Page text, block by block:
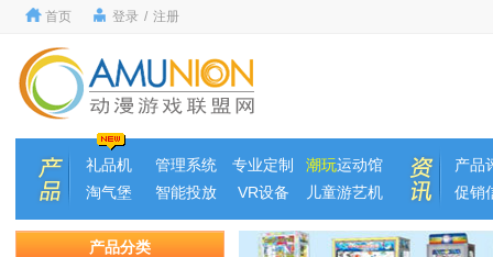
首页 登录 / 注册
礼品机 管理系统 专业定制 潮玩运动馆
淘气堡
智能投放 VR设备 儿童游艺机
产品
促销
产品分类